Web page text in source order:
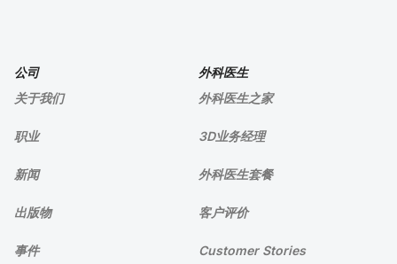
公司
关于我们
职业
新闻
出版物
事件
外科医生
外科医生之家
3D业务经理
外科医生套餐
客户评价
Customer Stories